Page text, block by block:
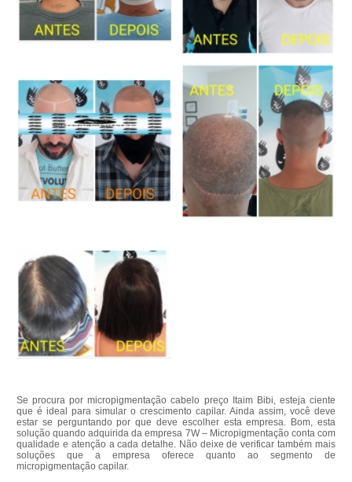
Se procura por micropigmentação cabelo preço Itaim Bibi, esteja ciente
que é ideal para simular o crescimento capilar. Ainda assim, você deve
estar se perguntando por que deve escolher esta empresa. Bom, esta
solução quando adquirida da empresa 7W – Micropigmentação conta com
qualidade e atenção a cada detalhe. Não deixe de verificar também mais
soluções que a empresa oferece quanto ao segmento de
micropigmentação capilar.